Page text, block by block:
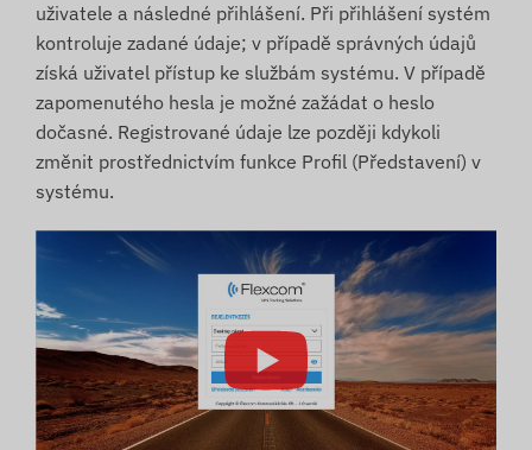
uživatele a následné přihlášení. Při přihlášení systém
kontroluje zadané údaje; v případě správných údajů
získá uživatel přístup ke službám systému. V případě
zapomenutého hesla je možné zažádat o heslo
dočasné. Registrované údaje lze později kdykoli
změnit prostřednictvím funkce Profil (Představení) v
systému.